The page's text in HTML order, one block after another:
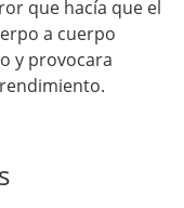
que hacía que el
a cuerpo
y provocara